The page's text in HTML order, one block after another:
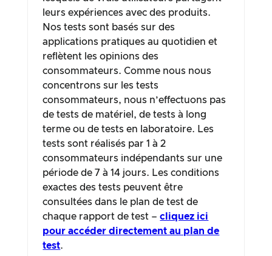
leurs expériences avec des produits.
Nos tests sont basés sur des
applications pratiques au quotidien et
reflètent les opinions des
consommateurs. Comme nous nous
concentrons sur les tests
consommateurs, nous n’effectuons pas
de tests de matériel, de tests à long
terme ou de tests en laboratoire. Les
tests sont réalisés par 1 à 2
consommateurs indépendants sur une
période de 7 à 14 jours. Les conditions
exactes des tests peuvent être
consultées dans le plan de test de
chaque rapport de test –cliquez ici
pour accéder directement au plan de
test.